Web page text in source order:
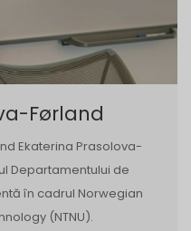
Førland
Ekaterina Prasolova-
Departamentului de
în cadrul Norwegian
(NTNU).